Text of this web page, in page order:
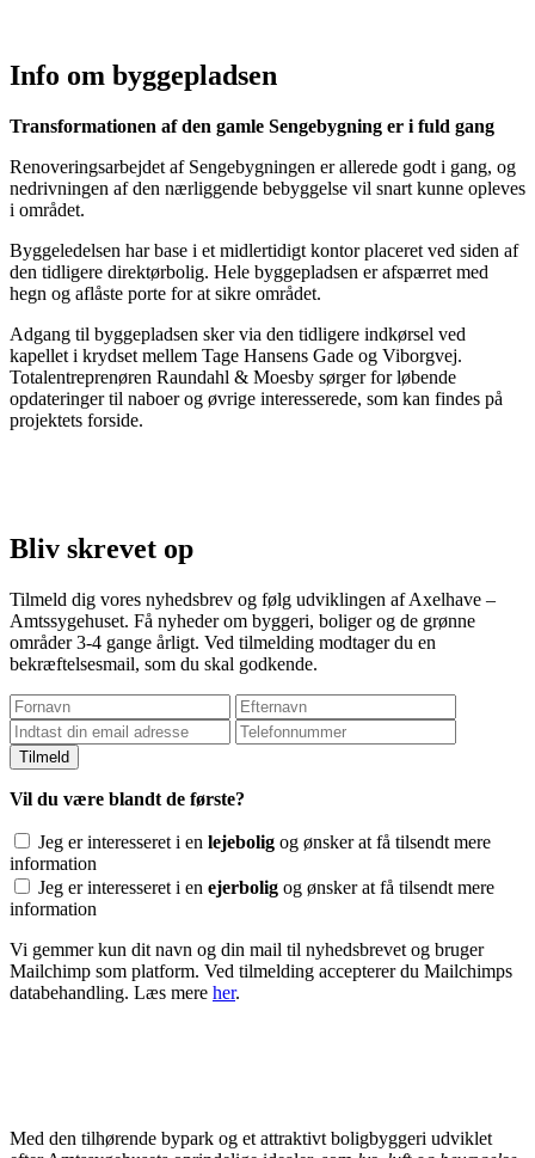
Info om byggepladsen
Transformationen af den gamle Sengebygning er i fuld gang
Renoveringsarbejdet af Sengebygningen er allerede godt i gang, og
nedrivningen af den nærliggende bebyggelse vil snart kunne opleves
i området.
Byggeledelsen har base i et midlertidigt kontor placeret ved siden af
den tidligere direktørbolig. Hele byggepladsen er afspærret med
hegn og aflåste porte for at sikre området.
Adgang til byggepladsen sker via den tidligere indkørsel ved
kapellet i krydset mellem Tage Hansens Gade og Viborgvej.
Totalentreprenøren Raundahl & Moesby sørger for løbende
opdateringer til naboer og øvrige interesserede, som kan findes på
projektets forside.
Bliv skrevet op
Tilmeld dig vores nyhedsbrev og følg udviklingen af Axelhave –
Amtssygehuset. Få nyheder om byggeri, boliger og de grønne
områder 3-4 gange årligt. Ved tilmelding modtager du en
bekræftelsesmail, som du skal godkende.
Vil du være blandt de første?
Jeg er interesseret i en lejebolig og ønsker at få tilsendt mere
information
Jeg er interesseret i en ejerbolig og ønsker at få tilsendt mere
information
Vi gemmer kun dit navn og din mail til nyhedsbrevet og bruger
Mailchimp som platform. Ved tilmelding accepterer du Mailchimps
databehandling. Læs mere her.
Med den tilhørende bypark og et attraktivt boligbyggeri udviklet